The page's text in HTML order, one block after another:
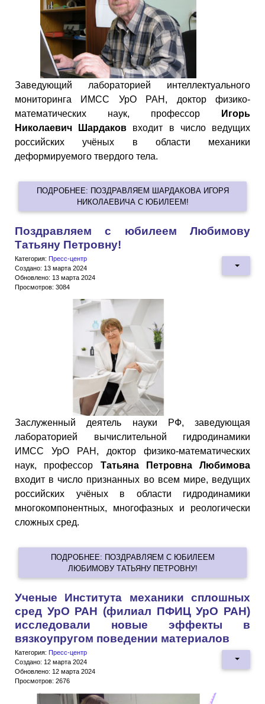
Заведующий лабораторией интеллектуального
мониторинга ИМСС УрО РАН, доктор физико-
математических наук, профессор
Игорь
Николаевич Шардаков входит в число ведущих
российских учёных в области механики
деформируемого твердого тела.
ПОДРОБНЕЕ: ПОЗДРАВЛЯЕМ ШАРДАКОВА ИГОРЯ
НИКОЛАЕВИЧА С ЮБИЛЕЕМ!
Поздравляем с юбилеем Любимову
Татьяну Петровну!
Категория: Пресс-центр
Создано: 13 марта 2024
Обновлено: 13 марта 2024
Просмотров: 3084
Заслуженный деятель науки РФ, заведующая
лабораторией вычислительной гидродинамики
ИМСС УрО РАН, доктор физико-математических
наук, профессор Татьяна Петровна Любимова
входит в число признанных во всем мире, ведущих
российских учёных в области гидродинамики
многокомпонентных, многофазных и реологически
сложных сред.
ПОДРОБНЕЕ: ПОЗДРАВЛЯЕМ С ЮБИЛЕЕМ
ЛЮБИМОВУ ТАТЬЯНУ ПЕТРОВНУ!
Ученые Института механики сплошных
сред УрО РАН (филиал ПФИЦ УрО РАН)
исследовали новые эффекты в
вязкоупругом поведении материалов
Категория: Пресс-центр
Создано: 12 марта 2024
Обновлено: 12 марта 2024
Просмотров: 2676